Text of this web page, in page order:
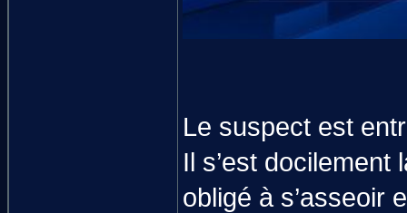
Le suspect est
Il s’est docilement
obligé à s’asseoir